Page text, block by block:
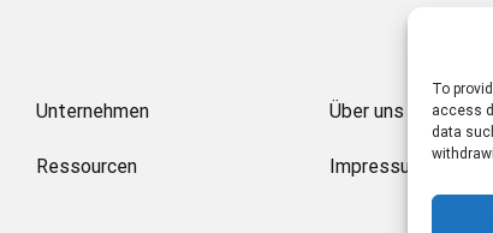
To
access
data
Unternehmen
Ressourcen
Über uns
Impressum und